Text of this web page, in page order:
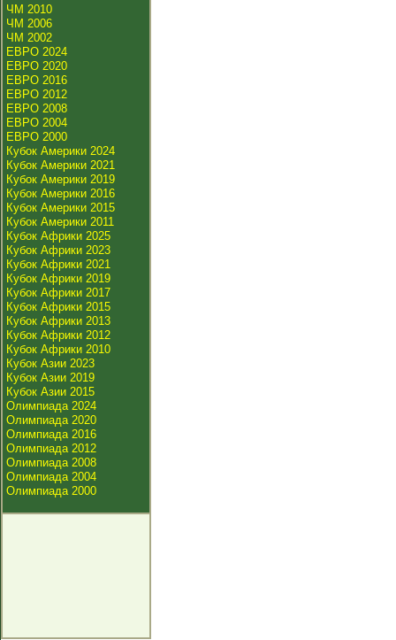
ЧМ 2010
ЧМ 2006
ЧМ 2002
ЕВРО 2024
ЕВРО 2020
ЕВРО 2016
ЕВРО 2012
ЕВРО 2008
ЕВРО 2004
ЕВРО 2000
Кубок Америки 2024
Кубок Америки 2021
Кубок Америки 2019
Кубок Америки 2016
Кубок Америки 2015
Кубок Америки 2011
Кубок Африки 2025
Кубок Африки 2023
Кубок Африки 2021
Кубок Африки 2019
Кубок Африки 2017
Кубок Африки 2015
Кубок Африки 2013
Кубок Африки 2012
Кубок Африки 2010
Кубок Азии 2023
Кубок Азии 2019
Кубок Азии 2015
Олимпиада 2024
Олимпиада 2020
Олимпиада 2016
Олимпиада 2012
Олимпиада 2008
Олимпиада 2004
Олимпиада 2000